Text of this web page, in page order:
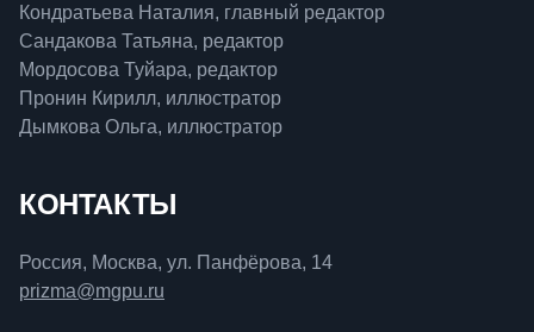
Кондратьева Наталия, главный редактор
Сандакова Татьяна, редактор
Мордосова Туйара, редактор
Пронин Кирилл, иллюстратор
Дымкова Ольга, иллюстратор
КОНТАКТЫ
Россия, Москва, ул. Панфёрова, 14
prizma@mgpu.ru